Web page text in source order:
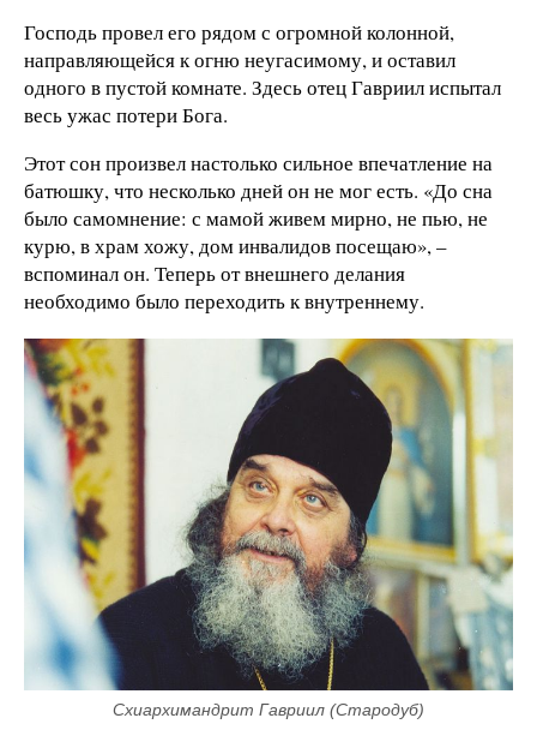
Господь провел его рядом с огромной колонной,
направляющейся к огню неугасимому, и оставил
одного в пустой комнате. Здесь отец Гавриил испытал
весь ужас потери Бога.
Этот сон произвел настолько сильное впечатление на
батюшку, что несколько дней он не мог есть. «До сна
было самомнение: с мамой живем мирно, не пью, не
курю, в храм хожу, дом инвалидов посещаю», –
вспоминал он. Теперь от внешнего делания
необходимо было переходить к внутреннему.
Схиархимандрит Гавриил (Стародуб)